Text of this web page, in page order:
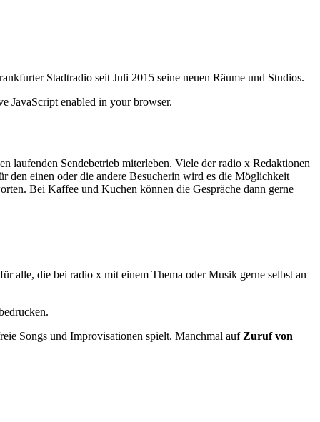
Stadtradio seit Juli 2015 seine neuen Räume und Studios.
JavaScript enabled in your browser.
laufenden Sendebetrieb miterleben. Viele der radio x Redaktionen
den einen oder die andere Besucherin wird es die Möglichkeit
Bei Kaffee und Kuchen können die Gespräche dann gerne
alle, die bei radio x mit einem Thema oder Musik gerne selbst an
Songs und Improvisationen spielt. Manchmal auf Zuruf von